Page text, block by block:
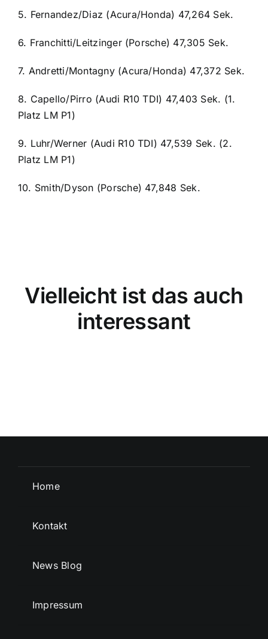
5. Fernandez/Diaz (Acura/Honda) 47,264 Sek.
6. Franchitti/Leitzinger (Porsche) 47,305 Sek.
7. Andretti/Montagny (Acura/Honda) 47,372 Sek.
8. Capello/Pirro (Audi R10 TDI) 47,403 Sek. (1.
Platz LM P1)
9. Luhr/Werner (Audi R10 TDI) 47,539 Sek. (2.
Platz LM P1)
10. Smith/Dyson (Porsche) 47,848 Sek.
Vielleicht ist das auch
interessant
Home
Kontakt
News Blog
Impressum